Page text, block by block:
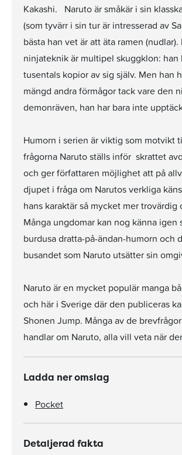
Kakashi. Naruto är småkär i sin
(som tyvärr i sin tur är intresserad av
bästa han vet är att äta ramen (nudlar).
ninjateknik är multipel skuggklon: han
tusentals kopior av sig själv. Men han
mängd andra förmågor tack vare den
demonräven, han har bara inte
Humorn i serien är viktig som motvikt
frågorna Naruto ställs inför  skrattet
och ger författaren möjlighet att på
djupet i fråga om Narutos verkliga
hans karaktär så mycket mer trovärdig
Många ungdomar kan nog känna igen
burdusa dratta-på-ändan-humorn och
busandet som Naruto utsätter sin
Naruto är en mycket populär manga
och här i Sverige där den publiceras
Shonen Jump. Många av de
handlar om Naruto, alla vill veta när
Ladda ner omslag
Pocket
Detaljerad fakta